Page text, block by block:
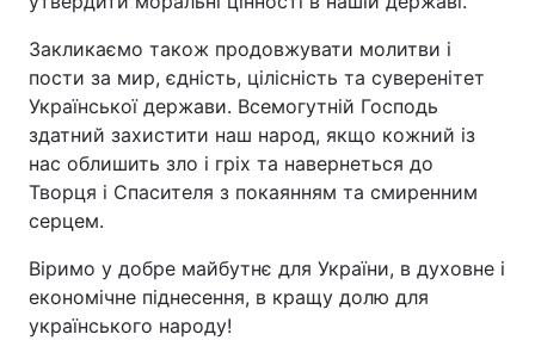
Закликаємо також продовжувати молитви і
пости за мир, єдність, цілісність та суверенітет
Української держави. Всемогутній Господь
здатний захистити наш народ, якщо кожний із
нас облишить зло і гріх та навернеться до
Творця і Спасителя з покаянням та смиренним
серцем.
Віримо у добре майбутнє для України, в духовне і
економічне піднесення, в кращу долю для
українського народу!